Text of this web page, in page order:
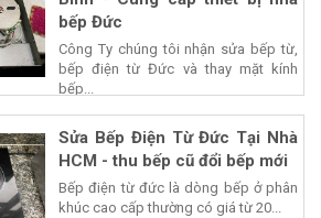
bếp Đức
Công Ty chúng tôi nhận sửa bếp từ,
bếp điện từ Đức và thay mặt kính
bếp...
Sửa Bếp Điện Từ Đức Tại Nhà
HCM - thu bếp cũ đổi bếp mới
Bếp điện từ đức là dòng bếp ở phân
khúc cao cấp thường có giá từ 20...